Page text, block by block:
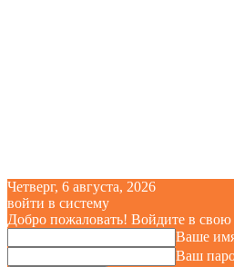
Четверг, 6 августа, 2026
войти в систему
Добро пожаловать! Войдите в свою
Ваше
Ваш